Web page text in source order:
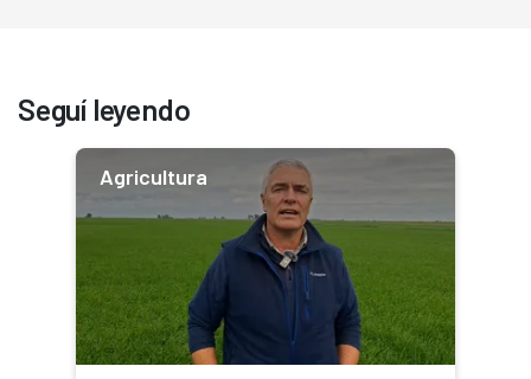
Seguí leyendo
Agricultura